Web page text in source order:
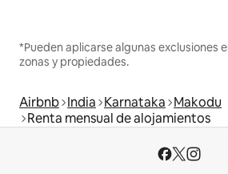
*Pueden aplicarse algunas exclusiones
zonas y propiedades.
Airbnb India Karnataka Makodu
Renta mensual de alojamientos